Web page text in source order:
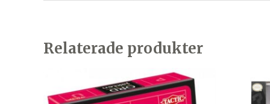
Relaterade produkter